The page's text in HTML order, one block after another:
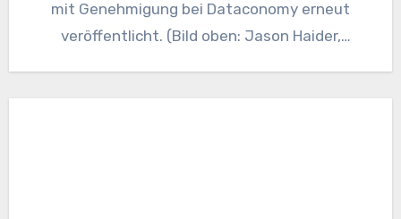
mit Genehmigung bei Dataconomy erneut
veröffentlicht. (Bild oben: Jason Haider,